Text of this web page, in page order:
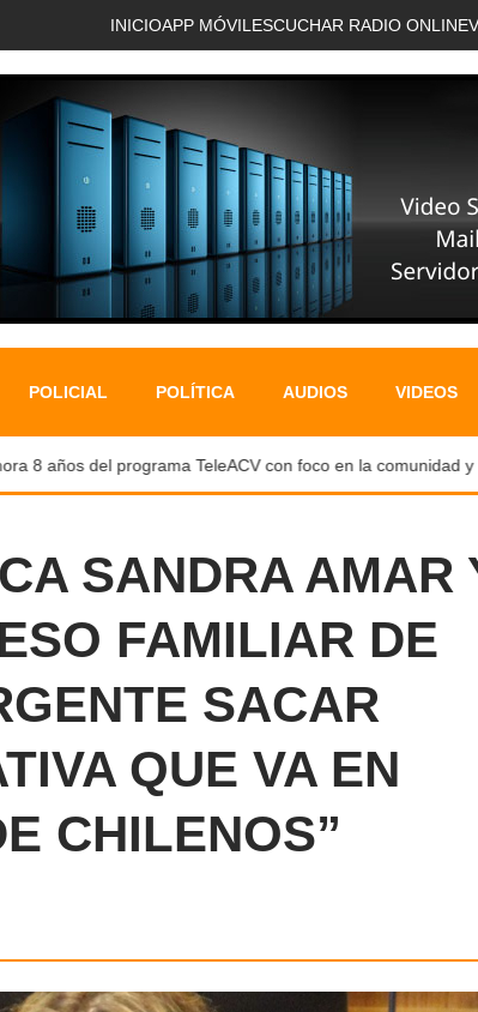
INICIOAPP MÓVIL ESCUCHAR RADIO ONLINE
POLICIAL POLÍTICA AUDIOS VIDEOS
años del programa TeleACV con foco en la comunidad y
SANDRA AMAR
FAMILIAR DE
SACAR
QUE VA EN
CHILENOS”